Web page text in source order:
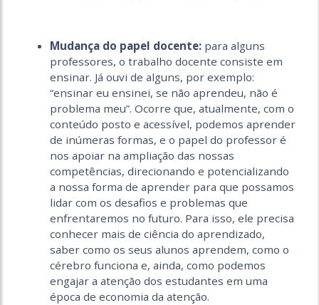
Mudança do papel docente: para alguns
professores, o trabalho docente consiste em
ensinar. Já ouvi de alguns, por exemplo:
“ensinar eu ensinei, se não aprendeu, não é
problema meu”. Ocorre que, atualmente, com o
conteúdo posto e acessível, podemos aprender
de inúmeras formas, e o papel do professor é
nos apoiar na ampliação das nossas
competências, direcionando e potencializando
a nossa forma de aprender para que possamos
lidar com os desafios e problemas que
enfrentaremos no futuro. Para isso, ele precisa
conhecer mais de ciência do aprendizado,
saber como os seus alunos aprendem, como o
cérebro funciona e, ainda, como podemos
engajar a atenção dos estudantes em uma
época de economia da atenção.